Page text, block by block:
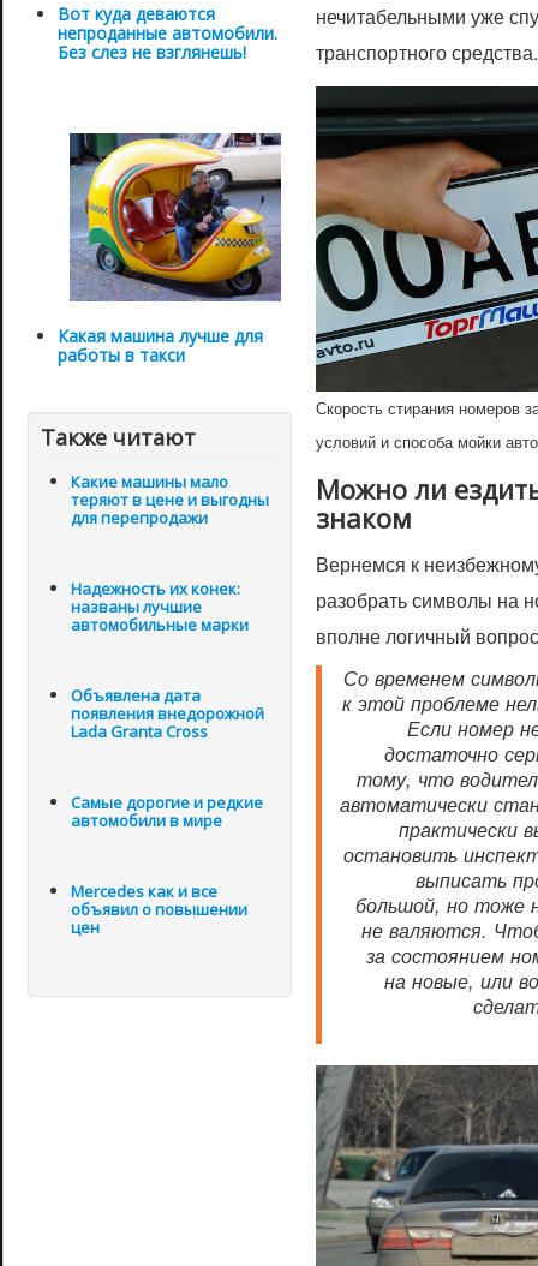
Вот куда деваются
непроданные автомобили.
Без слез не взглянешь!
Какая машина лучше для
работы в такси
Также читают
Какие машины мало
теряют в цене и выгодны
для перепродажи
Надежность их конек:
названы лучшие
автомобильные марки
Объявлена дата
появления внедорожной
Lada Granta Cross
Самые дорогие и редкие
автомобили в мире
Mercedes как и все
объявил о повышении
цен
нечитабельными уже
транспортного
Скорость стирания номеров
условий и способа мойки
Можно ли
знаком
Вернемся к
разобрать символы на
вполне логичный
Со временем
к этой проблеме
Если номер
достаточно
тому, что
автоматически
практически
остановить
выписать
большой, но тоже
не валяются.
за состоянием
на новые, или